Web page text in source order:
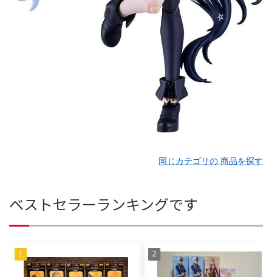
同じカテゴリの 商品を探す
ベストセラーランキングです